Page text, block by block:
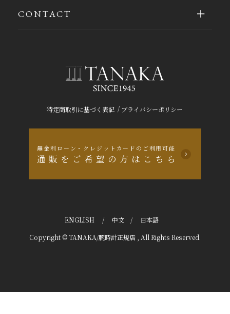
特定商取引に基づく表記 / プライバシーポリシー
無金利ローン・クレジットカードのご利用可能
通販をご希望の方はこちら
CONTACT
ENGLISH / 中文 / 日本語
Copyright © TANAKA/腕時計正規店 , All Rights Reserved.